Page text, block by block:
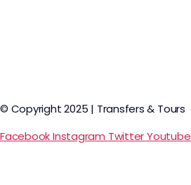
© Copyright 2025 | Transfers & Tours
FacebookInstagram TwitterYoutube